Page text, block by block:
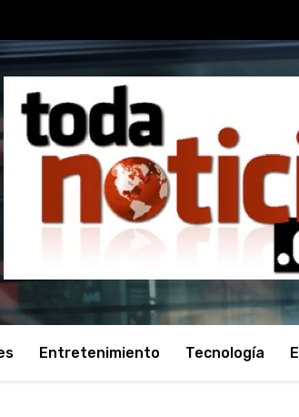
Entretenimiento Tecnología